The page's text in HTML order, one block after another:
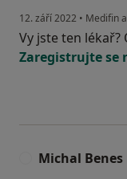
12. září 2022 • Medifin
Vy jste ten
Zaregistrujte se
Michal Benes